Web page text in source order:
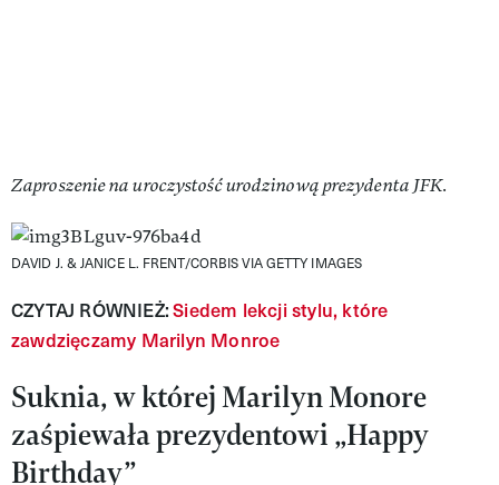
Zaproszenie na uroczystość urodzinową prezydenta JFK.
DAVID J. & JANICE L. FRENT/CORBIS VIA GETTY IMAGES
CZYTAJ RÓWNIEŻ:Siedem lekcji stylu, które
zawdzięczamy Marilyn Monroe
Suknia, w której Marilyn Monore
zaśpiewała prezydentowi „Happy
Birthday”